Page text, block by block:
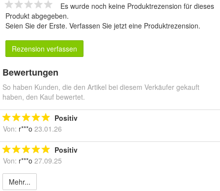
Es wurde noch keine Produktrezension für dieses
Produkt abgegeben.
Seien Sie der Erste. Verfassen Sie jetzt eine Produktrezension.
Rezension verfassen
Bewertungen
So haben Kunden, die den Artikel bei diesem Verkäufer gekauft
haben, den Kauf bewertet.
Positiv
Von: r***o 23.01.26
Positiv
Von: r***o 27.09.25
Mehr...